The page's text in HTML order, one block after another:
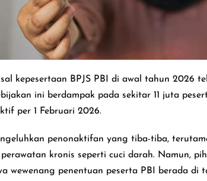
kepesertaan BPJS PBI di awal tahun 2026
ini berdampak pada sekitar 11 juta
per 1 Februari 2026.
penonaktifan yang tiba-tiba,
kronis seperti cuci darah. Namun,
wewenang penentuan peserta PBI berada di